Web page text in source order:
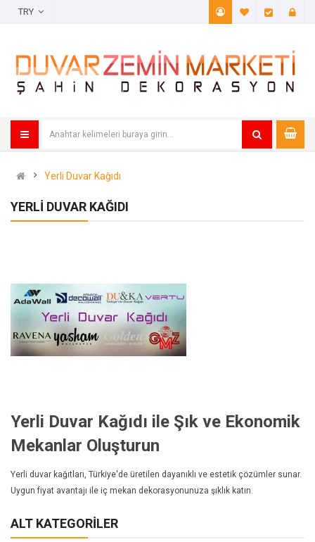
A. Listem
Yerli Duvar Kağıdı
YERLI DUVAR KAĞIDI
Yerli Duvar Kağıdı ile Şık ve Ekonomik
Mekanlar Oluşturun
Yerli duvar kağıtları, Türkiye'de üretilen dayanıklı ve estetik çözümler sunar.
Uygun fiyat avantajı ile iç mekan dekorasyonunuza şıklık katın.
ALT KATEGORILER